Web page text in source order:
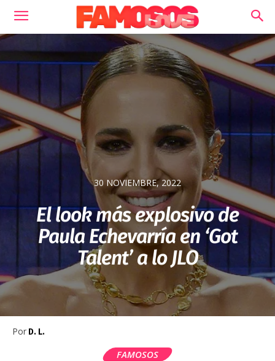
30 NOVIEMBRE, 2022
El look más explosivo de
Paula Echevarría en ‘Got
Talent’ a lo JLO
Por D. L.
FAMOSOS